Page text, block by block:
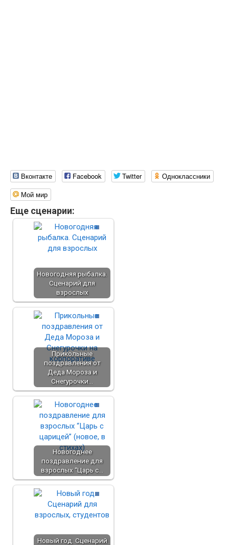
Вконтакте Facebook Twitter
Одноклассники
Мой мир
Еще сценарии:
Новогодняя рыбалка.
Сценарий для
взрослых
Прикольные
поздравления от
Деда Мороза и
Снегурочки…
Новогоднее
поздравление для
взрослых “Царь с…
Новый год. Сценарий